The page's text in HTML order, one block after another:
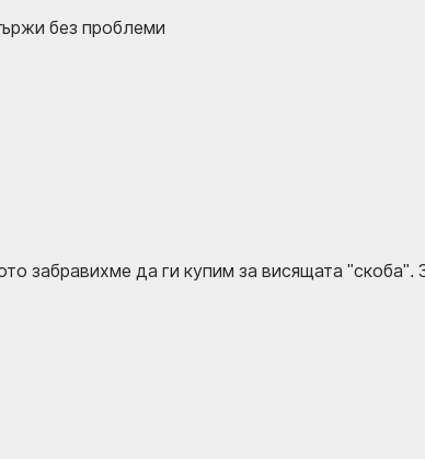
без проблеми
забравихме да ги купим за висящата "скоба".